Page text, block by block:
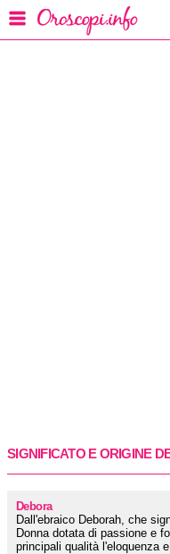
SIGNIFICATO E ORIGINE
Debora
Dall'ebraico Deborah, che
Donna dotata di passione e
principali qualità l'eloquenza